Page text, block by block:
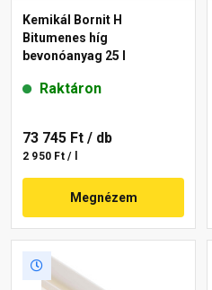
Kemikál Bornit H
Bitumenes híg
bevonóanyag 25 l
Raktáron
73 745 Ft / db
2 950 Ft / l
Megnézem